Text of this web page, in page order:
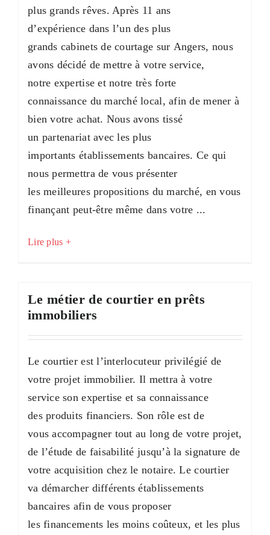
plus grands rêves. Après 11 ans
d’expérience dans l’un des plus
grands cabinets de courtage sur Angers, nous
avons décidé de mettre à votre service,
notre expertise et notre très forte
connaissance du marché local, afin de mener à
bien votre achat. Nous avons tissé
un partenariat avec les plus
importants établissements bancaires. Ce qui
nous permettra de vous présenter
les meilleures propositions du marché, en vous
finançant peut-être même dans votre ...
Lire plus +
Le métier de courtier en prêts
immobiliers
Le courtier est l’interlocuteur privilégié de
votre projet immobilier. Il mettra à votre
service son expertise et sa connaissance
des produits financiers. Son rôle est de
vous accompagner tout au long de votre projet,
de l’étude de faisabilité jusqu’à la signature de
votre acquisition chez le notaire. Le courtier
va démarcher différents établissements
bancaires afin de vous proposer
les financements les moins coûteux, et les plus